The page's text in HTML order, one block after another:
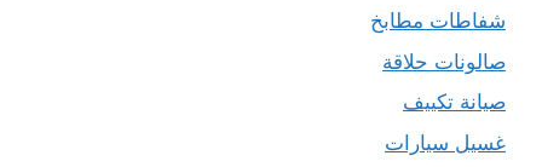
شفاطات مطابخ
صالونات حلاقة
صيانة تكييف
غسيل سيارات